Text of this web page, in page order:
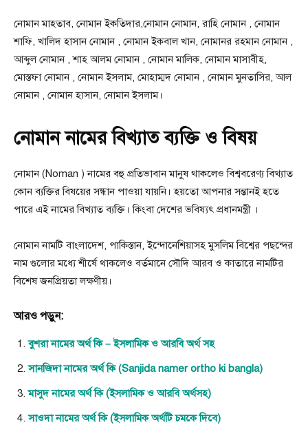
নোমান মাহতাব, নোমান ইকতিদার,নোমান নোমান, রাহি নোমান , নোমান
শাফি, খালিদ হাসান নোমান , নোমান ইকবাল খান, নোমানর রহমান নোমান ,
আব্দুল নোমান , শাহ আলম নোমান , নোমান মালিক, নোমান মাসাবীহ,
মোস্তফা নোমান , নোমান ইসলাম, মোহাম্মদ নোমান , নোমান মুনতাসির, আল
নোমান , নোমান হাসান, নোমান ইসলাম।
নোমান নামের বিখ্যাত ব্যক্তি ও বিষয়
নোমান (Noman ) নামের বহু প্রতিভাবান মানুষ থাকলেও বিশ্ববরেণ্য বিখ্যাত
কোন ব্যক্তির বিষয়ের সন্ধান পাওয়া যায়নি। হয়তো আপনার সন্তানই হতে
পারে এই নামের বিখ্যাত ব্যক্তি। কিংবা দেশের ভবিষ্যৎ প্রধানমন্ত্রী ।
নোমান নামটি বাংলাদেশ, পাকিস্তান, ইন্দোনেশিয়াসহ মুসলিম বিশ্বের পছন্দের
নাম গুলোর মধ্যে শীর্ষে থাকলেও বর্তমানে সৌদি আরব ও কাতারে নামটির
বিশেষ জনপ্রিয়তা লক্ষণীয়।
আরও পড়ুন:
বুশরা নামের অর্থ কি – ইসলামিক ও আরবি অর্থ সহ
সানজিদা নামের অর্থ কি (Sanjida namer ortho ki bangla)
মাসুদ নামের অর্থ কি (ইসলামিক ও আরবি অর্থসহ)
সাওদা নামের অর্থ কি (ইসলামিক অর্থটি চমকে দিবে)